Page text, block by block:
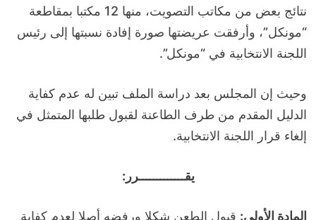
نتائج بعض من مكاتب التصويت، منها 12 مكتبا بمقاطعة
“مونكل”، وأرفقت عريضتها صورة إفادة نسبتها إلى رئيس
اللجنة الانتخابية في “مونكل”.
وحيث إن المجلس بعد دراسة الملف تبين له عدم كفاية
الدليل المقدم من طرف الطاعنة لقبول طلبها المتمثل في
إلغاء قرار اللجنة الانتخابية.
يقـــــــــــــرر:
المادة الأولى: قبول الطعن شكلا ورفضه أصلا لعدم كفاية